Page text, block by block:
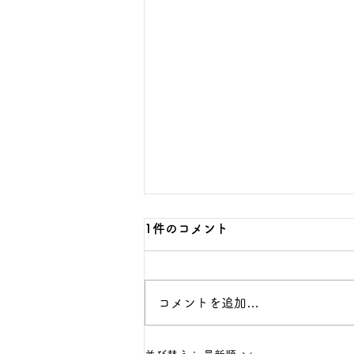
数学の無料相談で保護者が伝
えるべき5つの事実
過ぎ・任せすぎのどちらにもなら
ない関わり方を探している保護者
へ向けた記事です。今回扱うのは
1件のコメント
コメントを追加…